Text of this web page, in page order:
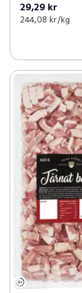
29,29 kr
244,08 kr /kg